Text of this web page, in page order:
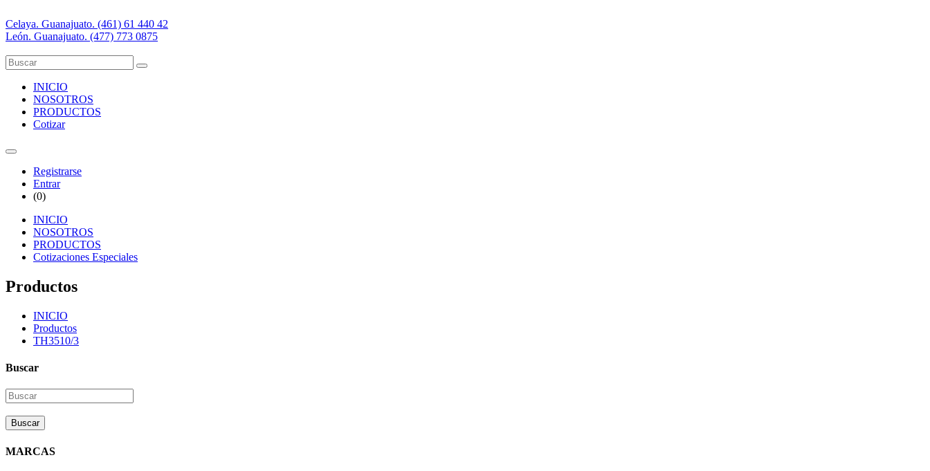
Celaya. Guanajuato. (461) 61 440 42
León. Guanajuato. (477) 773 0875
INICIO
NOSOTROS
PRODUCTOS
Cotizar
Registrarse
Entrar
(0)
INICIO
NOSOTROS
PRODUCTOS
Cotizaciones Especiales
Productos
INICIO
Productos
TH3510/3
Buscar
Buscar
MARCAS